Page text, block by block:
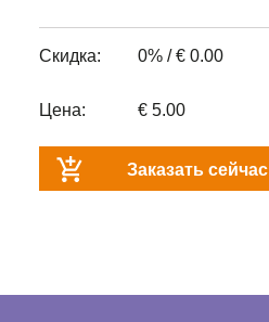
Скидка: 0% /€ 0.00
Цена: € 5.00
Заказать сейчас